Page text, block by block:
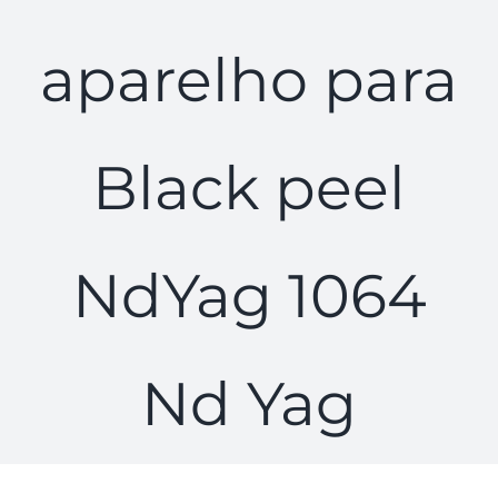
aparelho para
Black peel
NdYag 1064
Nd Yag